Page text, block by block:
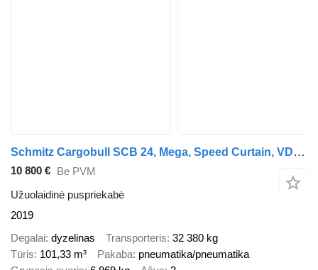
Schmitz Cargobull SCB 24, Mega, Speed Curtain, VDI 2700
10 800 € Be PVM
Užuolaidinė puspriekabė
2019
Degalai dyzelinas Transporteris 32 380 kg
Tūris 101,33 m³ Pakaba pneumatika/pneumatika